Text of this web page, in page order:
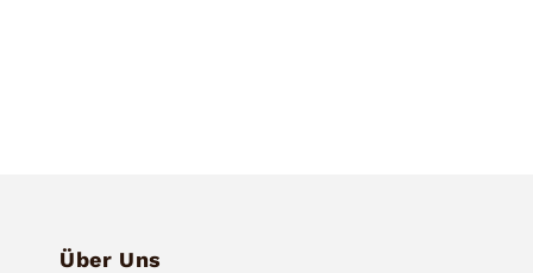
Über Uns